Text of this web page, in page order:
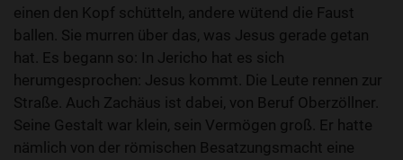
einen den Kopf schütteln, andere wütend die Faust
ballen. Sie murren über das, was Jesus gerade getan
hat. Es begann so: In Jericho hat es sich
herumgesprochen: Jesus kommt. Die Leute rennen zur
Straße. Auch Zachäus ist dabei, von Beruf Oberzöllner.
Seine Gestalt war klein, sein Vermögen groß. Er hatte
nämlich von der römischen Besatzungsmacht eine